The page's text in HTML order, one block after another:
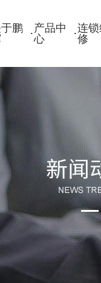
鹏
·产品中
心
·连锁
修